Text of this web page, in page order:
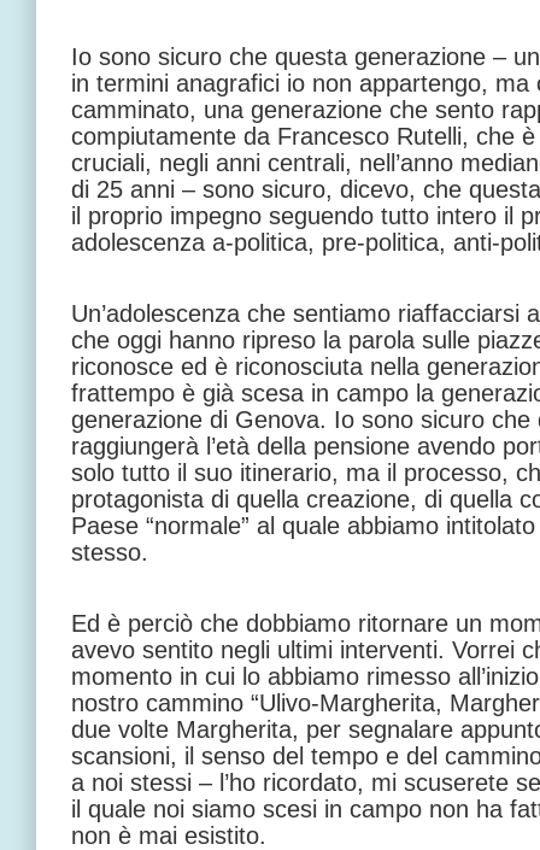
Io sono sicuro che questa generazione –
in termini anagrafici io non appartengo,
camminato, una generazione che sento
compiutamente da Francesco Rutelli, che
cruciali, negli anni centrali, nell’anno
di 25 anni – sono sicuro, dicevo, che
il proprio impegno seguendo tutto intero il
adolescenza a-politica, pre-politica, anti-
Un’adolescenza che sentiamo riaffacciarsi
che oggi hanno ripreso la parola sulle
riconosce ed è riconosciuta nella
frattempo è già scesa in campo la
generazione di Genova. Io sono sicuro che
raggiungerà l’età della pensione avendo
solo tutto il suo itinerario, ma il processo,
protagonista di quella creazione, di quella
Paese “normale” al quale abbiamo
stesso.
Ed è perciò che dobbiamo ritornare un
avevo sentito negli ultimi interventi. Vorrei
momento in cui lo abbiamo rimesso
nostro cammino “Ulivo-Margherita,
due volte Margherita, per segnalare
scansioni, il senso del tempo e del
a noi stessi – l’ho ricordato, mi scuserete
il quale noi siamo scesi in campo non ha
non è mai esistito.